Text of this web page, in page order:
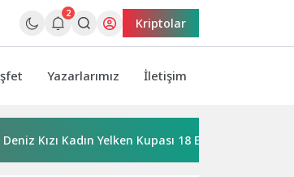
2
Kriptolar
Yazarlarımız İletişim
Kadın Yelken Kupası 18 Ekim’de